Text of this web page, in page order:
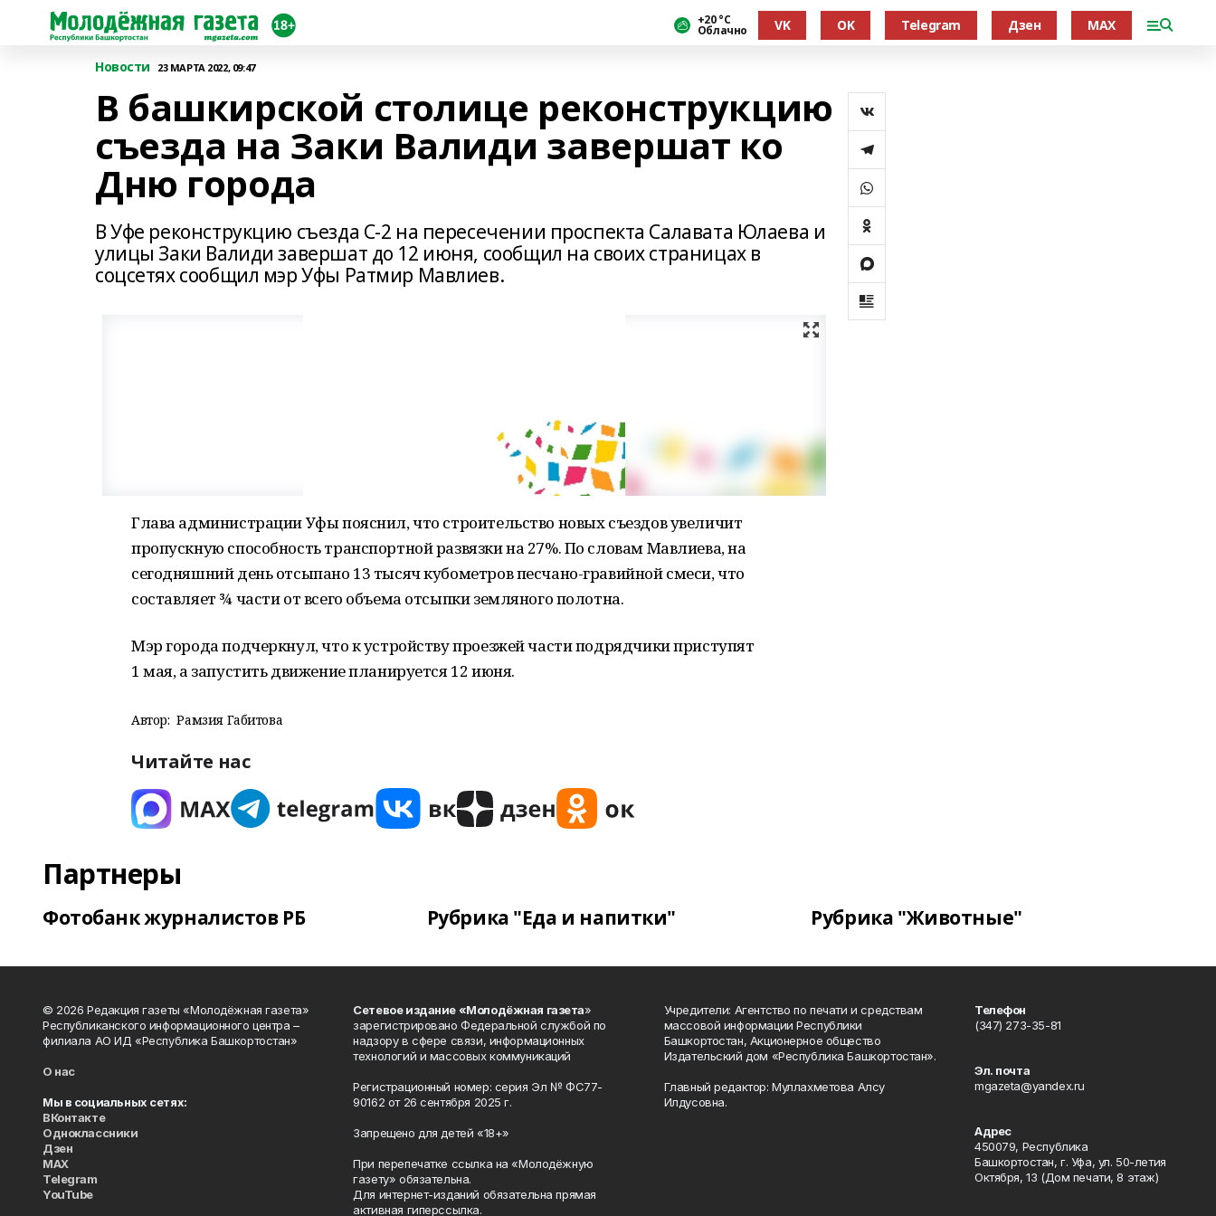
+20 °С
Облачно VK OK Telegram Дзен MAX
Новости 23 МАРТА 2022, 09:47
В башкирской столице реконструкцию
съезда на Заки Валиди завершат ко
Дню города
В Уфе реконструкцию съезда С-2 на пересечении проспекта Салавата Юлаева и
улицы Заки Валиди завершат до 12 июня, сообщил на своих страницах в
соцсетях сообщил мэр Уфы Ратмир Мавлиев.
Глава администрации Уфы пояснил, что строительство новых съездов увеличит
пропускную способность транспортной развязки на 27%. По словам Мавлиева, на
сегодняшний день отсыпано 13 тысяч кубометров песчано-гравийной смеси, что
составляет ¾ части от всего объема отсыпки земляного полотна.
Мэр города подчеркнул, что к устройству проезжей части подрядчики приступят
1 мая, а запустить движение планируется 12 июня.
Автор: Рамзия Габитова
Читайте нас
Партнеры
Фотобанк журналистов РБ Рубрика "Еда и напитки" Рубрика "Животные"
© 2026 Редакция газеты «Молодёжная газета»
Республиканского информационного центра –
филиала АО ИД «Республика Башкортостан»
О нас
Мы в социальных сетях:
ВКонтакте
Одноклассники
Дзен
MAX
Telegram
YouTube
Сетевое издание «Молодёжная газета»
зарегистрировано Федеральной службой по
надзору в сфере связи, информационных
технологий и массовых коммуникаций
Регистрационный номер: серия Эл № ФС77-
90162 от 26 сентября 2025 г.
Запрещено для детей «18+»
При перепечатке ссылка на «Молодёжную
газету» обязательна.
Для интернет-изданий обязательна прямая
активная гиперссылка.
Учредители: Агентство по печати и средствам
массовой информации Республики
Башкортостан, Акционерное общество
Издательский дом «Республика Башкортостан».
Главный редактор: Муллахметова Алсу
Илдусовна.
Телефон
(347) 273-35-81
Эл. почта
mgazeta@yandex.ru
Адрес
450079, Республика
Башкортостан, г. Уфа, ул. 50-летия
Октября, 13 (Дом печати, 8 этаж)